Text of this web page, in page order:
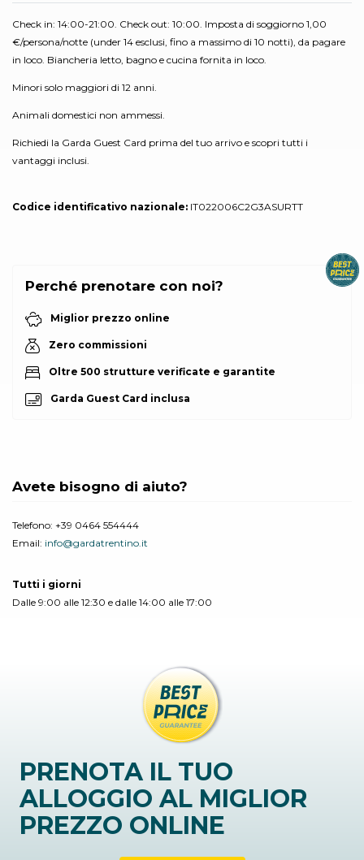
Check in: 14:00-21:00. Check out: 10:00. Imposta di soggiorno 1,00
€/persona/notte (under 14 esclusi, fino a massimo di 10 notti), da pagare
in loco. Biancheria letto, bagno e cucina fornita in loco.
Minori solo maggiori di 12 anni.
Animali domestici non ammessi.
Richiedi la Garda Guest Card prima del tuo arrivo e scopri tutti i
vantaggi inclusi.
Codice identificativo nazionale: IT022006C2G3ASURTT
Perché prenotare con noi?
Miglior prezzo online
Zero commissioni
Oltre 500 strutture verificate e garantite
Garda Guest Card inclusa
Avete bisogno di aiuto?
Telefono: +39 0464 554444
Email: info@gardatrentino.it
Tutti i giorni
Dalle 9:00 alle 12:30 e dalle 14:00 alle 17:00
PRENOTA IL TUO
ALLOGGIO AL MIGLIOR
PREZZO ONLINE